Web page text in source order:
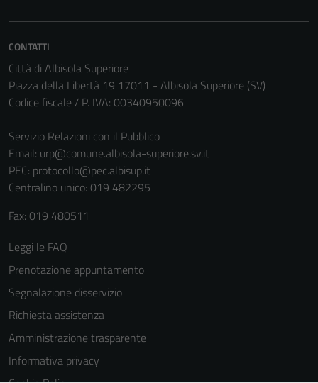
CONTATTI
Città di Albisola Superiore
Piazza della Libertà 19 17011 - Albisola Superiore (SV)
Codice fiscale / P. IVA: 00340950096
Servizio Relazioni con il Pubblico
Email: urp@comune.albisola-superiore.sv.it
PEC: protocollo@pec.albisup.it
Centralino unico: 019 482295
Fax: 019 480511
Leggi le FAQ
Prenotazione appuntamento
Segnalazione disservizio
Richiesta assistenza
Amministrazione trasparente
Informativa privacy